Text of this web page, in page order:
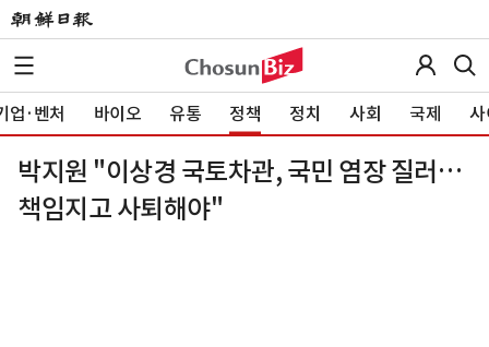
업·벤처 바이오 유통 정책 정치 사회 국제 사
박지원 "이상경 국토차관, 국민 염장 질러…
책임지고 사퇴해야"